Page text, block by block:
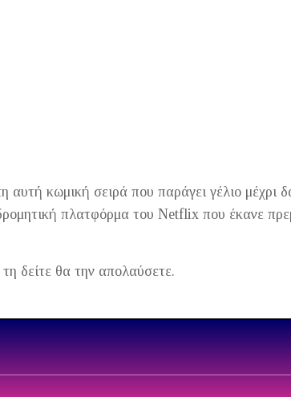
κωμική σειρά που παράγει γέλιο μέχρι
πλατφόρμα του Netflix που έκανε
δείτε θα την απολαύσετε.